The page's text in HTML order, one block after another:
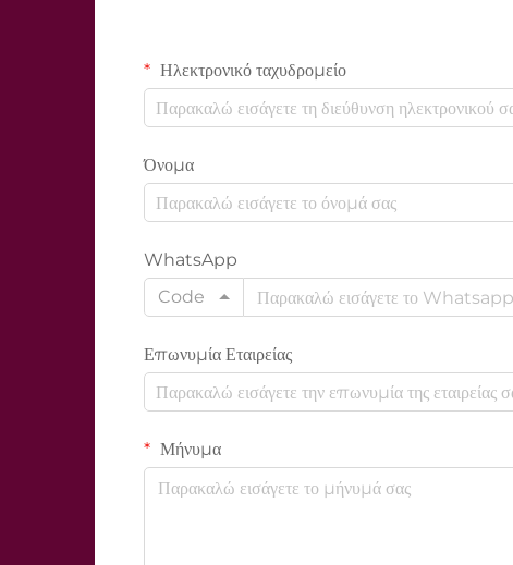
Ηλεκτρονικό ταχυδρομείο
Όνομα
WhatsApp
Code
Επωνυμία Εταιρείας
Μήνυμα